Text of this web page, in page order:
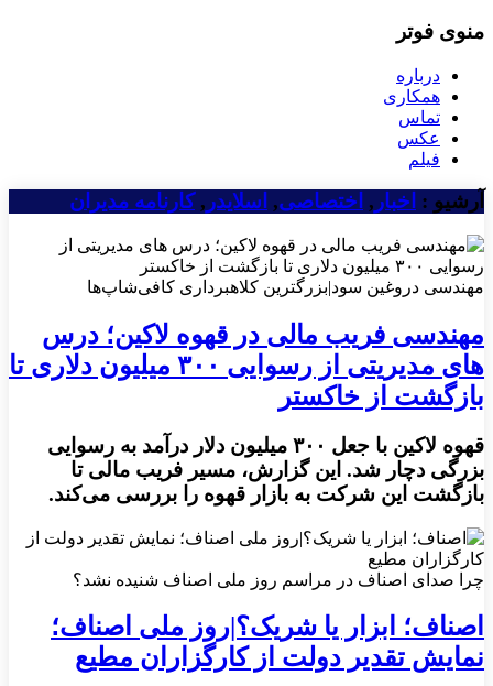
منوی فوتر
درباره
همکاری
تماس
عکس
فیلم
آرشیو : اخبار , اختصاصی, اسلایدر ,کارنامه مدیران
مهندسی دروغین سود|بزرگترین کلاهبرداری کافی‌شاپ‌ها
مهندسی فریب مالی در قهوه لاکین؛ درس
های مدیریتی از رسوایی ۳۰۰ میلیون دلاری تا
بازگشت از خاکستر
قهوه لاکین با جعل ۳۰۰ میلیون دلار درآمد به رسوایی
بزرگی دچار شد. این گزارش، مسیر فریب مالی تا
بازگشت این شرکت به بازار قهوه را بررسی می‌کند.
چرا صدای اصناف در مراسم روز ملی اصناف شنیده نشد؟
اصناف؛ ابزار یا شریک؟|روز ملی اصناف؛
نمایش تقدیر دولت از کارگزاران مطیع